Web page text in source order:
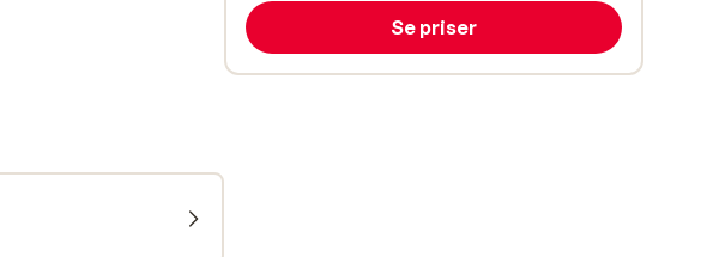
Se priser